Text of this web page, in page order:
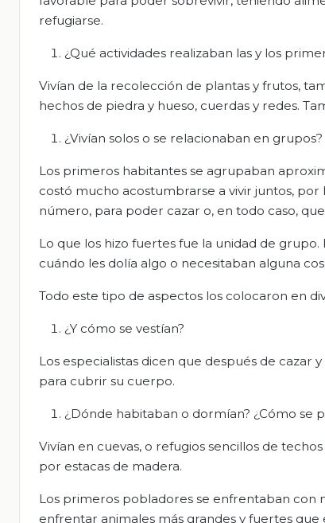
refugiarse.
¿Qué actividades realizaban las y los
Vivían de la recolección de plantas y frutos,
hechos de piedra y hueso, cuerdas y redes.
¿Vivían solos o se relacionaban en grupos?
Los primeros habitantes se agrupaban
costó mucho acostumbrarse a vivir juntos,
número, para poder cazar o, en todo caso,
Lo que los hizo fuertes fue la unidad de
cuándo les dolía algo o necesitaban alguna
Todo este tipo de aspectos los colocaron en
¿Y cómo se vestían?
Los especialistas dicen que después de cazar
para cubrir su cuerpo.
¿Dónde habitaban o dormían? ¿Cómo se
Vivían en cuevas, o refugios sencillos de
por estacas de madera.
Los primeros pobladores se enfrentaban con
enfrentar animales más grandes y fuertes